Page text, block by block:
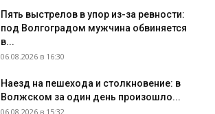
Пять выстрелов в упор из-за ревности:
под Волгоградом мужчина обвиняется
в...
06.08.2026 в 16:30
Наезд на пешехода и столкновение: в
Волжском за один день произошло...
06.08.2026 в 15:32